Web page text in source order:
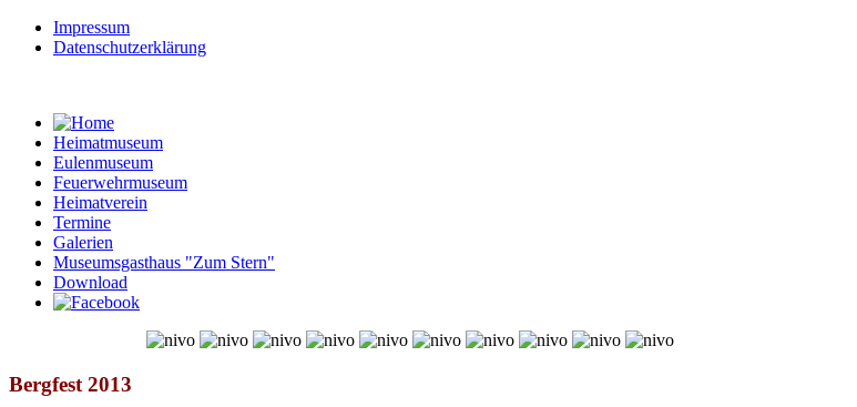
Impressum
Datenschutzerklärung
Heimatmuseum
Eulenmuseum
Feuerwehrmuseum
Heimatverein
Termine
Galerien
Museumsgasthaus "Zum Stern"
Download
Bergfest 2013